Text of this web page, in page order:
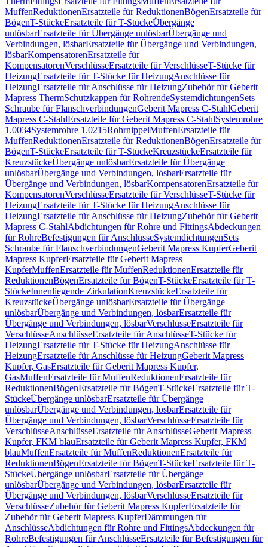
MuffenReduktionenErsatzteile für ReduktionenBögenErsatzteile für
BögenT-StückeErsatzteile für T-StückeÜbergänge
unlösbarErsatzteile für Übergänge unlösbarÜbergänge und
Verbindungen, lösbarErsatzteile für Übergänge und Verbindungen,
lösbarKompensatorenErsatzteile für
KompensatorenVerschlüsseErsatzteile für VerschlüsseT-Stücke für
HeizungErsatzteile für T-Stücke für HeizungAnschlüsse für
HeizungErsatzteile für Anschlüsse für HeizungZubehör für Geberit
Mapress ThermSchutzkappen für RohrendeSystemdichtungenSets
Schraube für FlanschverbindungenGeberit Mapress C-StahlGeberit
Mapress C-StahlErsatzteile für Geberit Mapress C-StahlSystemrohre
1.0034Systemrohre 1.0215RohrnippelMuffenErsatzteile für
MuffenReduktionenErsatzteile für ReduktionenBögenErsatzteile für
BögenT-StückeErsatzteile für T-StückeKreuzstückeErsatzteile für
KreuzstückeÜbergänge unlösbarErsatzteile für Übergänge
unlösbarÜbergänge und Verbindungen, lösbarErsatzteile für
Übergänge und Verbindungen, lösbarKompensatorenErsatzteile für
KompensatorenVerschlüsseErsatzteile für VerschlüsseT-Stücke für
HeizungErsatzteile für T-Stücke für HeizungAnschlüsse für
HeizungErsatzteile für Anschlüsse für HeizungZubehör für Geberit
Mapress C-StahlAbdichtungen für Rohre und FittingsAbdeckungen
für RohreBefestigungen für AnschlüsseSystemdichtungenSets
Schraube für FlanschverbindungenGeberit Mapress KupferGeberit
Mapress KupferErsatzteile für Geberit Mapress
KupferMuffenErsatzteile für MuffenReduktionenErsatzteile für
ReduktionenBögenErsatzteile für BögenT-StückeErsatzteile für T-
StückeInnenliegende ZirkulationKreuzstückeErsatzteile für
KreuzstückeÜbergänge unlösbarErsatzteile für Übergänge
unlösbarÜbergänge und Verbindungen, lösbarErsatzteile für
Übergänge und Verbindungen, lösbarVerschlüsseErsatzteile für
VerschlüsseAnschlüsseErsatzteile für AnschlüsseT-Stücke für
HeizungErsatzteile für T-Stücke für HeizungAnschlüsse für
HeizungErsatzteile für Anschlüsse für HeizungGeberit Mapress
Kupfer, GasErsatzteile für Geberit Mapress Kupfer,
GasMuffenErsatzteile für MuffenReduktionenErsatzteile für
ReduktionenBögenErsatzteile für BögenT-StückeErsatzteile für T-
StückeÜbergänge unlösbarErsatzteile für Übergänge
unlösbarÜbergänge und Verbindungen, lösbarErsatzteile für
Übergänge und Verbindungen, lösbarVerschlüsseErsatzteile für
VerschlüsseAnschlüsseErsatzteile für AnschlüsseGeberit Mapress
Kupfer, FKM blauErsatzteile für Geberit Mapress Kupfer, FKM
blauMuffenErsatzteile für MuffenReduktionenErsatzteile für
ReduktionenBögenErsatzteile für BögenT-StückeErsatzteile für T-
StückeÜbergänge unlösbarErsatzteile für Übergänge
unlösbarÜbergänge und Verbindungen, lösbarErsatzteile für
Übergänge und Verbindungen, lösbarVerschlüsseErsatzteile für
VerschlüsseZubehör für Geberit Mapress KupferErsatzteile für
Zubehör für Geberit Mapress KupferDämmungen für
AnschlüsseAbdichtungen für Rohre und FittingsAbdeckungen für
RohreBefestigungen für AnschlüsseErsatzteile für Befestigungen für